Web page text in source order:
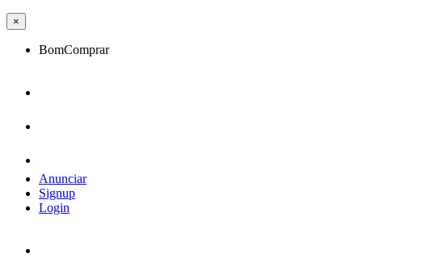
×
BomComprar
Anunciar
Signup
Login